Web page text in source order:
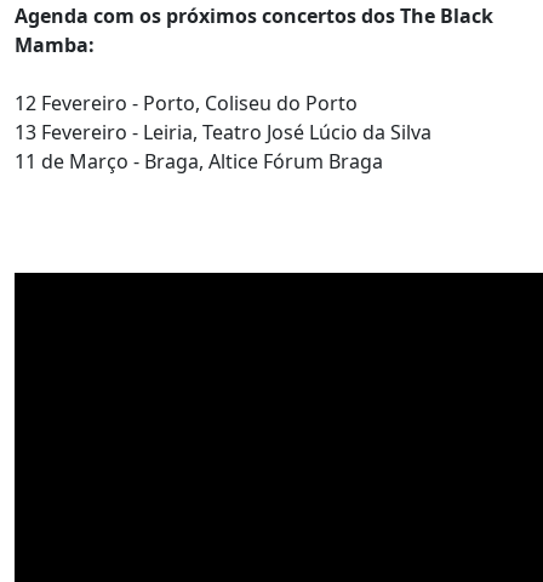
Agenda com os próximos concertos dos The Black
Mamba:
12 Fevereiro - Porto, Coliseu do Porto
13 Fevereiro - Leiria, Teatro José Lúcio da Silva
11 de Março - Braga, Altice Fórum Braga